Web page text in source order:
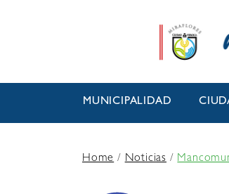
MUNICIPALIDAD
Home/Noticias /